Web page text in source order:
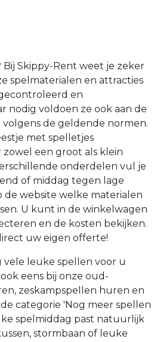
Skippy-Rent weet je zeker
spelmaterialen en attracties
en
nodig voldoen ze ook aan de
de geldende normen.
met spelletjes
een groot als klein
onderdelen vul je
of middag tegen lage
de website welke materialen
U kunt in de winkelwagen
en de kosten bekijken.
uw eigen offerte!
leuke spellen voor u
eens bij onze oud-
zeskampspellen huren en
categorie 'Nog meer spellen
spelmiddag past natuurlijk
stormbaan of leuke